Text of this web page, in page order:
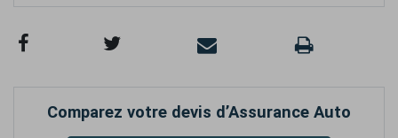
Comparez votre devis d’Assurance Auto